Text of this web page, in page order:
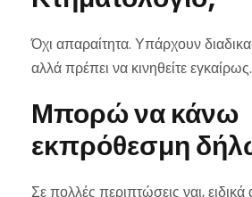
Όχι απαραίτητα. Υπάρχουν
αλλά πρέπει να κινηθείτε εγκαίρως.
Μπορώ να κάνω
εκπρόθεσμη
Σε πολλές περιπτώσεις ναι, ειδικά